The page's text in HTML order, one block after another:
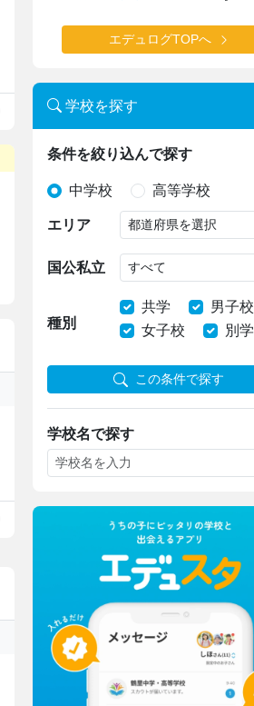
エデュログTOPへ
学校を探す
条件を絞り込んで探す
中学校 高等学校
エリア
国公私立
種別
共学
男子校
女子校
別学
この条件で探す
学校名で探す